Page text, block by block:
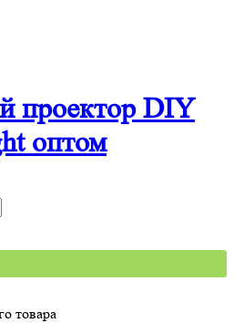
проектор DIY
оптом
товара